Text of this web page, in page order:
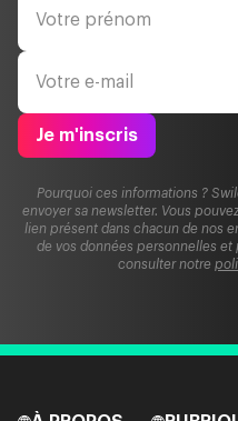
Je m'inscris
Pourquoi ces informations ?
envoyer sa newsletter. Vous
lien présent dans chacun de nos
de vos données personnelles
consulter notre